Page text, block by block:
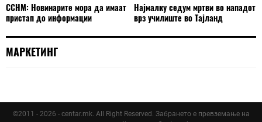
ССНМ: Новинарите мора да имаат
пристап до информации
Најмалку седум мртви во нападот
врз училиште во Тајланд
МАРКЕТИНГ
©2011 - 2026 - centar.mk. All Right Reserved. Забрането е превземање на